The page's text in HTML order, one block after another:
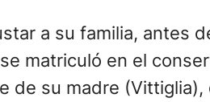
a su familia, antes
matriculó en el
de su madre